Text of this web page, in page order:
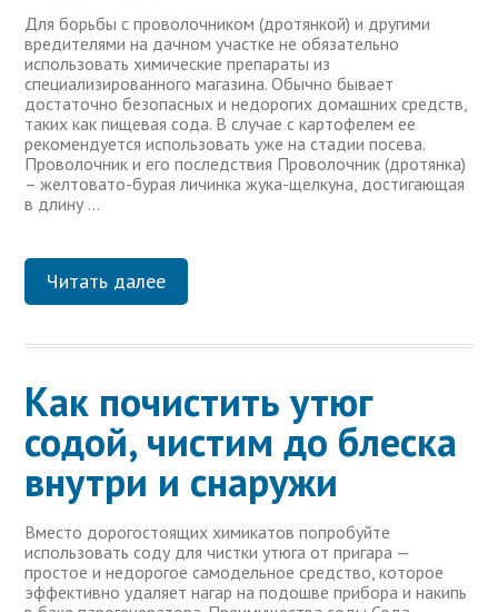
Для борьбы с проволочником (дротянкой) и другими
вредителями на дачном участке не обязательно
использовать химические препараты из
специализированного магазина. Обычно бывает
достаточно безопасных и недорогих домашних средств,
таких как пищевая сода. В случае с картофелем ее
рекомендуется использовать уже на стадии посева.
Проволочник и его последствия Проволочник (дротянка)
– желтовато-бурая личинка жука-щелкуна, достигающая
в длину …
Читать далее
Как почистить утюг
содой, чистим до блеска
внутри и снаружи
Вместо дорогостоящих химикатов попробуйте
использовать соду для чистки утюга от пригара —
простое и недорогое самодельное средство, которое
эффективно удаляет нагар на подошве прибора и накипь